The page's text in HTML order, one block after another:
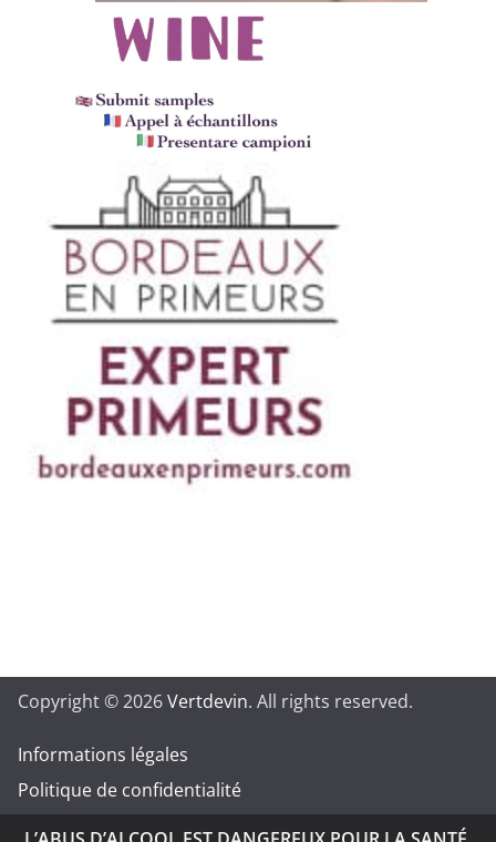
Copyright © 2026Vertdevin. All rights reserved.
Informations légales
Politique de confidentialité